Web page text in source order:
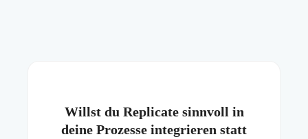
Willst du Replicate sinnvoll in
deine Prozesse integrieren statt